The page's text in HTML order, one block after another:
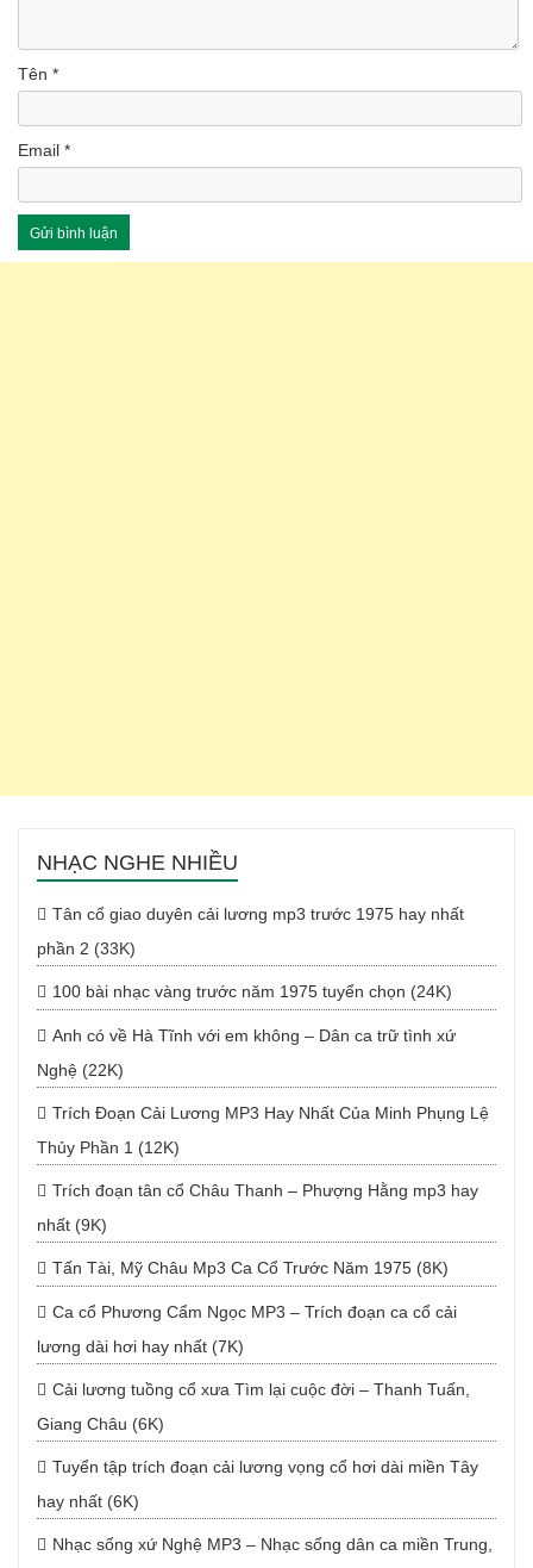
Tên *
Email *
NHẠC NGHE NHIỀU
Tân cổ giao duyên cải lương mp3 trước 1975 hay nhất
phần 2 (33K)
100 bài nhạc vàng trước năm 1975 tuyển chọn (24K)
Anh có về Hà Tĩnh với em không – Dân ca trữ tình xứ
Nghệ (22K)
Trích Đoạn Cải Lương MP3 Hay Nhất Của Minh Phụng Lệ
Thủy Phần 1 (12K)
Trích đoạn tân cổ Châu Thanh – Phượng Hằng mp3 hay
nhất (9K)
Tấn Tài, Mỹ Châu Mp3 Ca Cổ Trước Năm 1975 (8K)
Ca cổ Phương Cẩm Ngọc MP3 – Trích đoạn ca cổ cải
lương dài hơi hay nhất (7K)
Cải lương tuồng cổ xưa Tìm lại cuộc đời – Thanh Tuấn,
Giang Châu (6K)
Tuyển tập trích đoạn cải lương vọng cổ hơi dài miền Tây
hay nhất (6K)
Nhạc sống xứ Nghệ MP3 – Nhạc sống dân ca miền Trung,